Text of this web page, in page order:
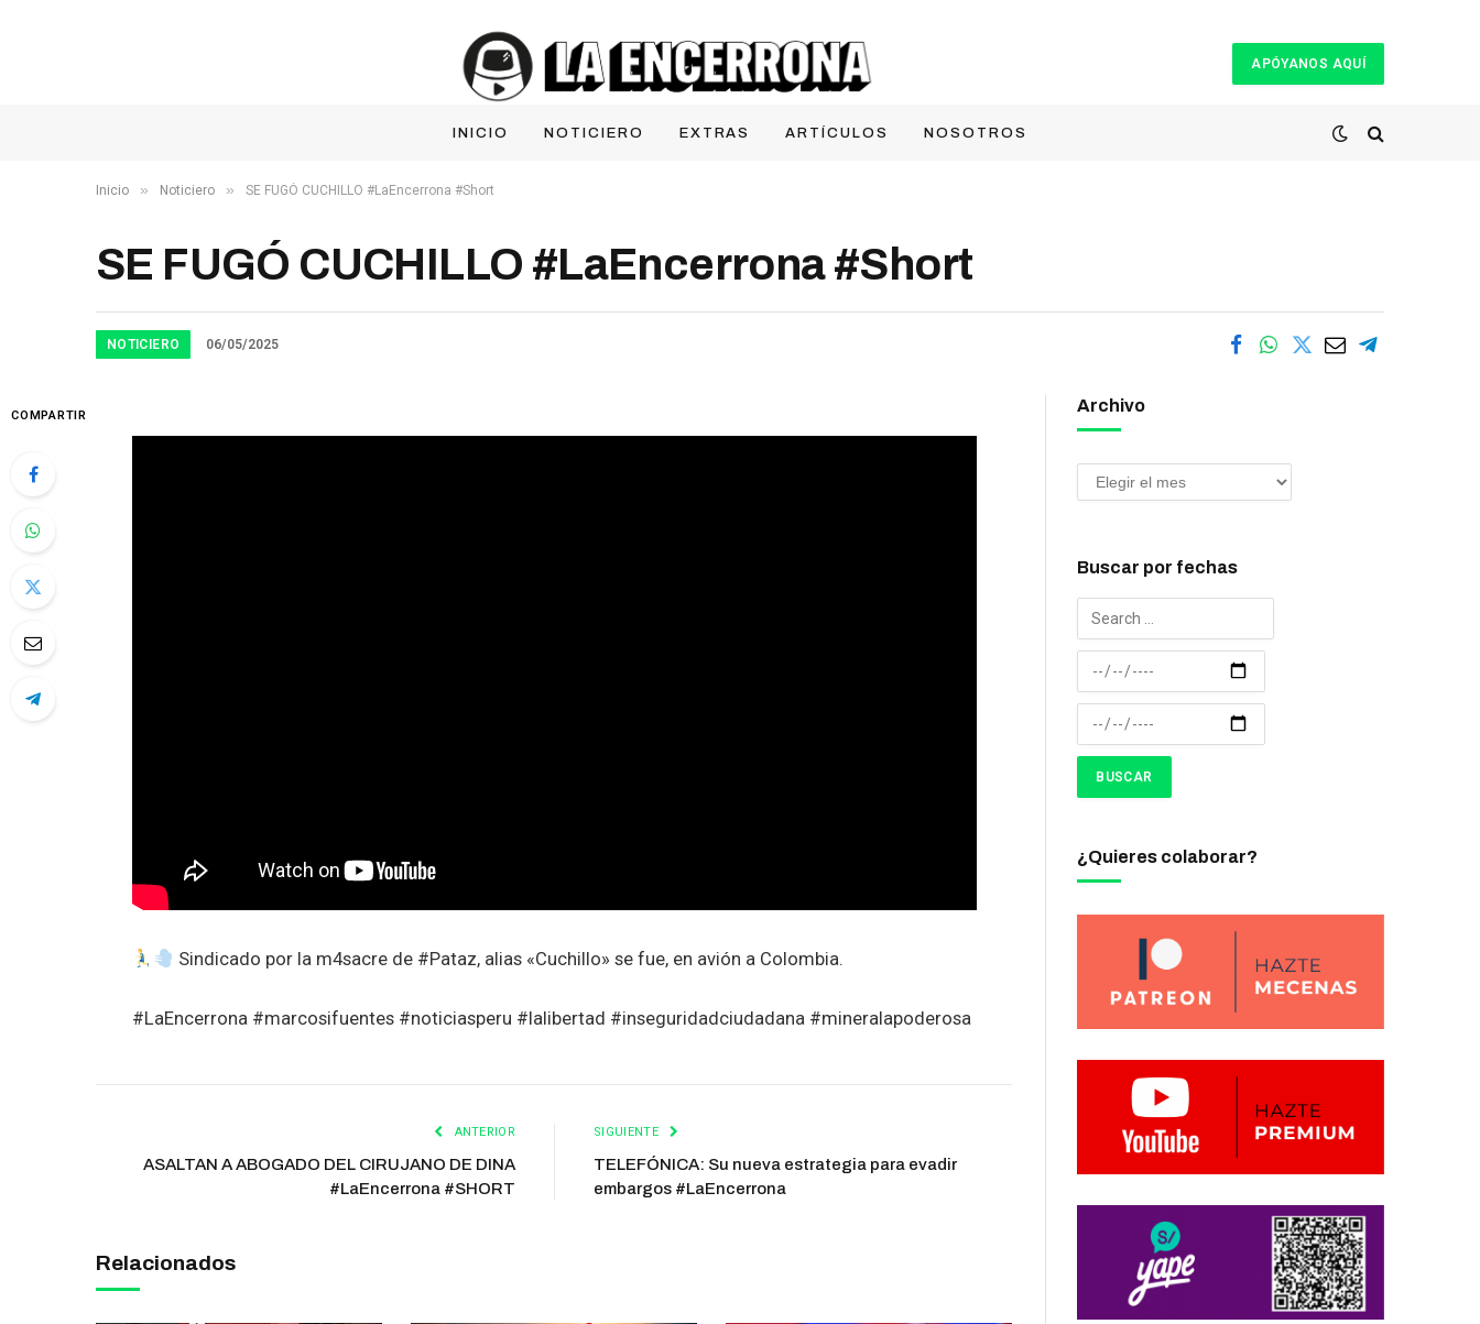
APÓYANOS AQUÍ
INICIO NOTICIERO EXTRAS ARTÍCULOS NOSOTROS
Inicio » Noticiero » SE FUGÓ CUCHILLO #LaEncerrona #Short
SE FUGÓ CUCHILLO #LaEncerrona #Short
NOTICIERO 06/05/2025
COMPARTIR
Sindicado por la m4sacre de #Pataz, alias «Cuchillo» se fue, en avión a Colombia.
#LaEncerrona #marcosifuentes #noticiasperu #lalibertad #inseguridadciudadana #mineralapoderosa
ANTERIOR
ASALTAN A ABOGADO DEL CIRUJANO DE DINA
#LaEncerrona #SHORT
SIGUIENTE
TELEFÓNICA: Su nueva estrategia para evadir
embargos #LaEncerrona
Relacionados
Archivo
Buscar por fechas
¿Quieres colaborar?